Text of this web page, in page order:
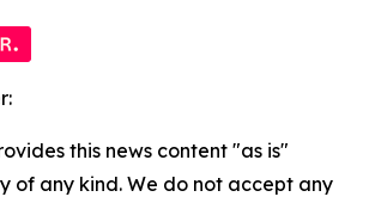
this news content "as is"
of any kind. We do not accept any